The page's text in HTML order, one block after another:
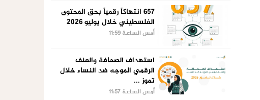
657 انتهاكاً رقمياً بحق المحتوى
الفلسطيني خلال يوليو 2026
أمس الساعة 11:59
استهداف الصحافة والعنف
الرقمي الموجه ضد النساء خلال
تموز ...
أمس الساعة 11:57